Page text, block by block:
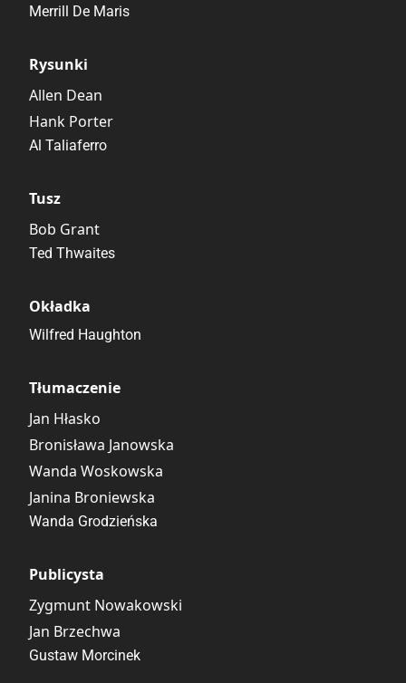
Merrill De Maris
Rysunki
Allen Dean
Hank Porter
Al Taliaferro
Tusz
Bob Grant
Ted Thwaites
Okładka
Wilfred Haughton
Tłumaczenie
Jan Hłasko
Bronisława Janowska
Wanda Woskowska
Janina Broniewska
Wanda Grodzieńska
Publicysta
Zygmunt Nowakowski
Jan Brzechwa
Gustaw Morcinek